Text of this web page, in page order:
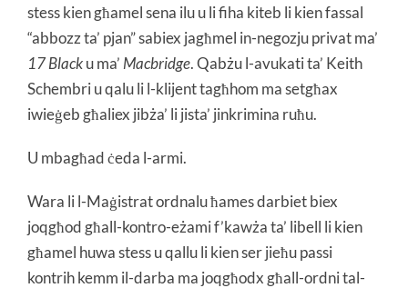
stess kien għamel sena ilu u li fiha kiteb li kien fassal
“abbozz ta’ pjan” sabiex jagħmel in-negozju privat ma’
17 Blacku ma’ Macbridge. Qabżu l-avukati ta’ Keith
Schembri u qalu li l-klijent tagħhom ma setgħax
iwieġeb għaliex jibża’ li jista’ jinkrimina ruħu.
U mbagħad ċeda l-armi.
Wara li l-Maġistrat ordnalu ħames darbiet biex
joqgħod għall-kontro-eżami f’kawża ta’ libell li kien
għamel huwa stess u qallu li kien ser jieħu passi
kontrih kemm il-darba ma joqgħodx għall-ordni tal-